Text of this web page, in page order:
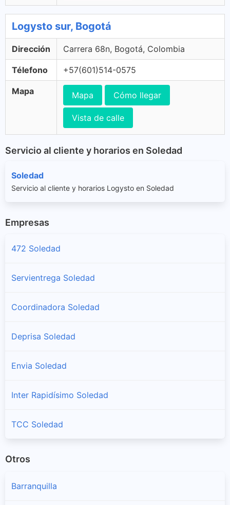
Logysto sur, Bogotá
Dirección Carrera 68n, Bogotá, Colombia
Télefono +57(601)514-0575
Mapa Mapa Cómo llegar
Vista de calle
Servicio al cliente y horarios en Soledad
Soledad
Servicio al cliente y horarios Logysto en Soledad
Empresas
472 Soledad
Servientrega Soledad
Coordinadora Soledad
Deprisa Soledad
Envia Soledad
Inter Rapidísimo Soledad
TCC Soledad
Otros
Barranquilla